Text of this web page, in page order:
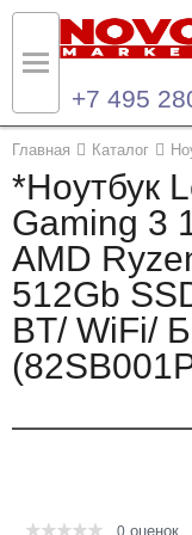
+7 495
Главная Каталог
*Ноутбук
Gaming 3
AMD
512Gb
BT/ WiFi/
0 оценок
Назад
Каталог продукции
Ноутбуки и ультрабуки
Компьютеры
Моноблоки
Назад
Контакты
Контактная